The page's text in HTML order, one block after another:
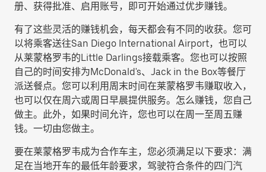
册、获得批准、启用账号，即可开始通过优步赚钱。
有了这些灵活的赚钱机会，每天都会有不同的收获。您可
以将乘客送往San Diego International Airport，也可以
从莱蒙格罗韦的Little Darlings接载乘客。您也可以按照
自己的时间安排为McDonald's、Jack in the Box等餐厅
派送餐点。您可以利用周末时间在莱蒙格罗韦赚取收入，
也可以仅在周六或周日早晨提供服务。怎么赚钱，您自己
做主。此外，如果时间允许，您也可以在周一至周五赚
钱。一切由您做主。
要在莱蒙格罗韦成为合作车主，您必须满足以下要求：满
足在当地开车的最低年龄要求，驾驶符合条件的四门汽